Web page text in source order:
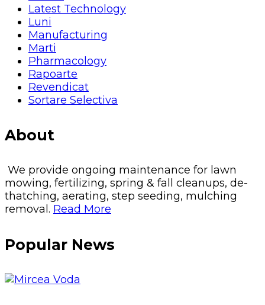
Latest Technology
Luni
Manufacturing
Marti
Pharmacology
Rapoarte
Revendicat
Sortare Selectiva
About
We provide ongoing maintenance for lawn
mowing, fertilizing, spring & fall cleanups, de-
thatching, aerating, step seeding, mulching
removal. Read More
Popular News